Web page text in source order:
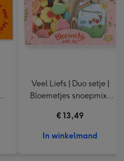
Veel Liefs | Duo setje |
Bloemetjes snoepmix |
€ 13,49
In winkelmand